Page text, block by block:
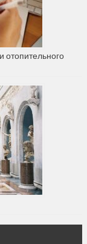
отопительного